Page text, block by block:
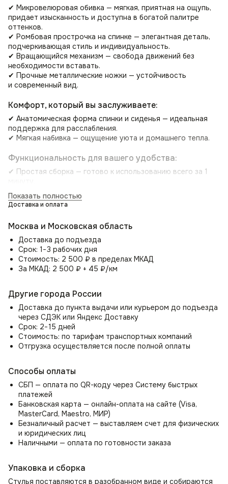
✔ Микровелюровая обивка — мягкая, приятная на ощупь,
придает изысканность и доступна в богатой палитре
оттенков.
✔ Ромбовая прострочка на спинке — элегантная деталь,
подчеркивающая стиль и индивидуальность.
✔ Вращающийся механизм — свобода движений без
необходимости вставать.
✔ Прочные металлические ножки — устойчивость
и современный вид.
Комфорт, который вы заслуживаете:
✔ Анатомическая форма спинки и сиденья — идеальная
поддержка для расслабления.
✔ Мягкая набивка — ощущение уюта и домашнего тепла.
Функциональность для вашего удобства:
✔ Простая сборка — готово к использованию всего за 1
✔ Легкий уход — микровелюр устойчив к загрязнениям.
Идеально для любого пространства:
🍽 Кухня — стильное дополнение к обеденной зоне.
🛏 Спальня — уголок для чтения и релакса.
💼 Кабинет — комфорт для продуктивной работы.
🏢 Офис или зал — элегантность и стиль.
📚 Детская или студенческая комната — удобство для
Кресло Moby — это не просто мебель, это инвестиция
в комфорт и стиль. Придайте своему интерьеру
неповторимый шарм и уют с помощью этого изящного
кресла!
Показать полностью
Доставка и оплата
Москва и Московская область
Доставка до подъезда
Срок: 1−3 рабочих дня
Стоимость: 2 500 ₽ в пределах МКАД
За МКАД: 2 500 ₽ + 45 ₽/км
Другие города России
Доставка до пункта выдачи или курьером до подъезда
через СДЭК или Яндекс Доставку
Срок: 2−15 дней
Стоимость: по тарифам транспортных компаний
Отгрузка осуществляется после полной оплаты
Способы оплаты
СБП — оплата по QR-коду через Систему быстрых
платежей
Банковская карта — онлайн-оплата на сайте (Visa,
MasterCard, Maestro, МИР)
Безналичный расчет — выставляем счет для физических
и юридических лиц
Наличными — оплата по готовности заказа
Упаковка и сборка
Стулья поставляются в разобранном виде и собираются